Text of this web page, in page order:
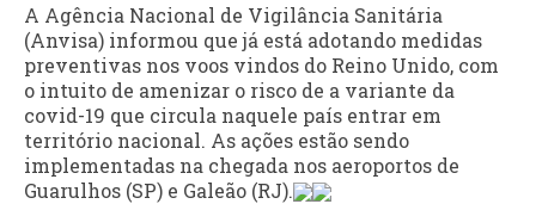
A Agência Nacional de Vigilância Sanitária
(Anvisa) informou que já está adotando medidas
preventivas nos voos vindos do Reino Unido, com
o intuito de amenizar o risco de a variante da
covid-19 que circula naquele país entrar em
território nacional. As ações estão sendo
implementadas na chegada nos aeroportos de
Guarulhos (SP) e Galeão (RJ).